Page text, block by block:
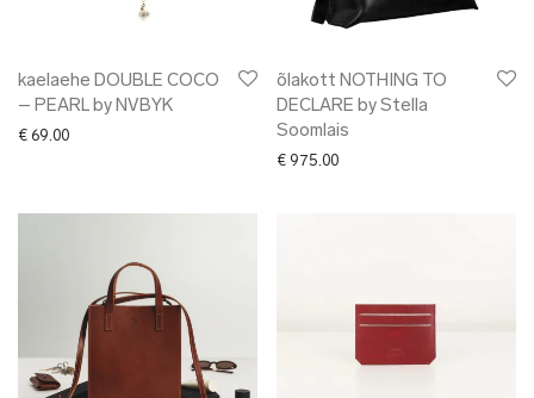
kaelaehe DOUBLE COCO
– PEARL by NVBYK
€ 69.00
õlakott NOTHING TO
DECLARE by Stella
Soomlais
€ 975.00